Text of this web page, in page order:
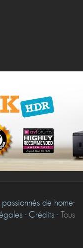
de home-
- Crédits -Tous